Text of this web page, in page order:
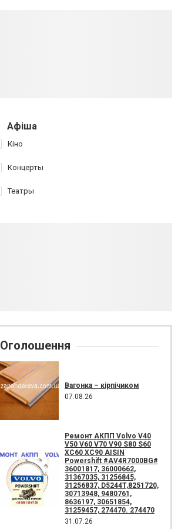
Афіша
Кіно
Концерты
Театры
Оголошення
Вагонка – кірпічиком
07.08.26
Ремонт АКПП Volvo V40
V50 V60 V70 V90 S80 S60
XC60 XC90 AISIN
Powershift #AV4R7000BG#
36001817, 36000662,
31367035, 31256845,
31256837, D5244T,8251720,
30713948, 9480761,
8636197, 30651854,
31259457, 274470. 274470
31.07.26